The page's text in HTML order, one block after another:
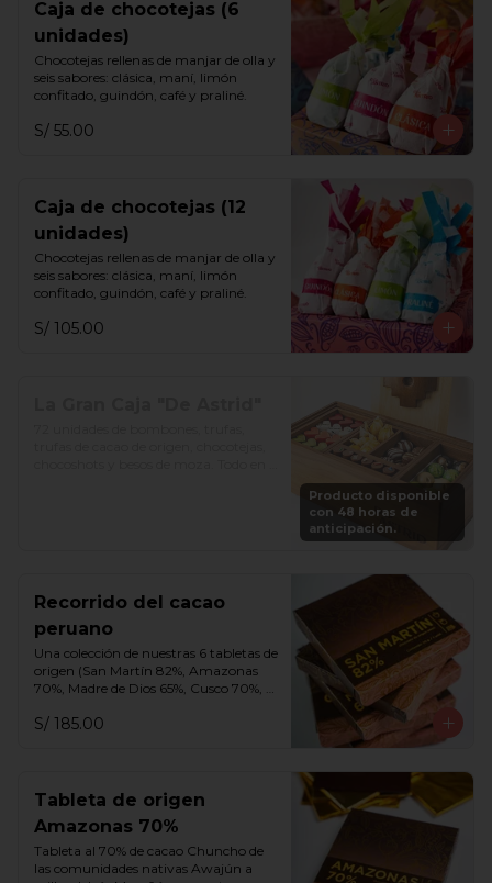
Caja de chocotejas (6
unidades)
Chocotejas rellenas de manjar de olla y
seis sabores: clásica, maní, limón
confitado, guindón, café y praliné.
S/ 55.00
Caja de chocotejas (12
unidades)
Chocotejas rellenas de manjar de olla y
seis sabores: clásica, maní, limón
confitado, guindón, café y praliné.
S/ 105.00
Producto disponible
con 48 horas de
anticipación.
Recorrido del cacao
peruano
Una colección de nuestras 6 tabletas de
origen (San Martín 82%, Amazonas
70%, Madre de Dios 65%, Cusco 70%,
S/ 185.00
Tableta de origen
Amazonas 70%
Tableta al 70% de cacao Chuncho de
las comunidades nativas Awajún a